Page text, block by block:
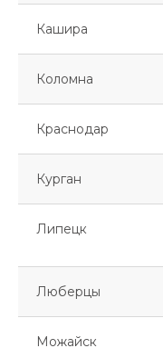
Кашира
Коломна
Краснодар
Курган
Липецк
Люберцы
Можайск